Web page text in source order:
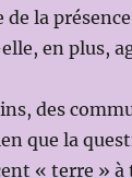
la
en plus,
des
que la
« terre » à